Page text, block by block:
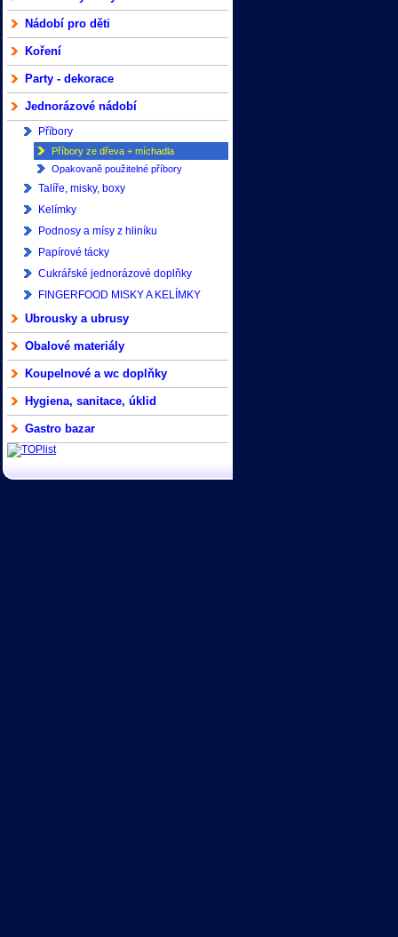
Nádobí pro děti
Koření
Party - dekorace
Jednorázové nádobí
Příbory
Příbory ze dřeva + míchadla
Opakovaně použitelné příbory
Talíře, misky, boxy
Kelímky
Podnosy a mísy z hliníku
Papírové tácky
Cukrářské jednorázové doplňky
FINGERFOOD MISKY A KELÍMKY
Ubrousky a ubrusy
Obalové materiály
Koupelnové a wc doplňky
Hygiena, sanitace, úklid
Gastro bazar